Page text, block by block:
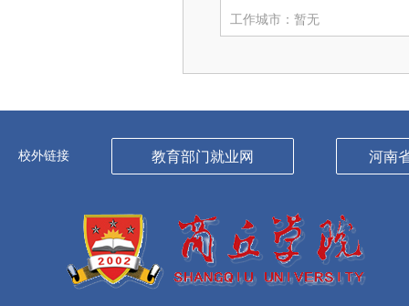
工作城市：暂无
校外链接 教育部门就业网 河南